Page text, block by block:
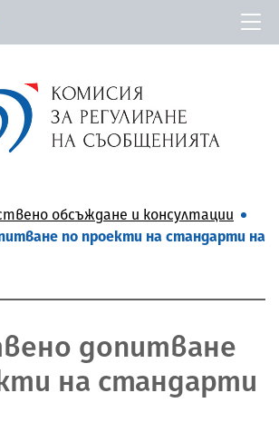
обсъждане и консултации
по проекти на стандарти на
допитване
на стандарти